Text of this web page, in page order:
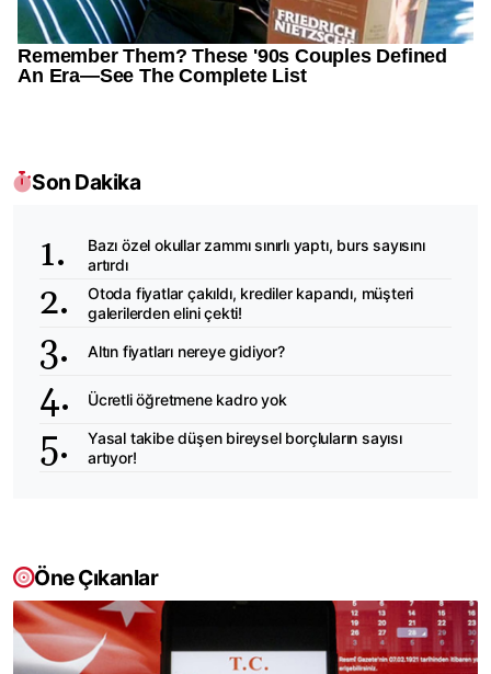
Son Dakika
Bazı özel okullar zammı sınırlı yaptı, burs sayısını
artırdı
Otoda fiyatlar çakıldı, krediler kapandı, müşteri
galerilerden elini çekti!
Altın fiyatları nereye gidiyor?
Ücretli öğretmene kadro yok
Yasal takibe düşen bireysel borçluların sayısı
artıyor!
Öne Çıkanlar